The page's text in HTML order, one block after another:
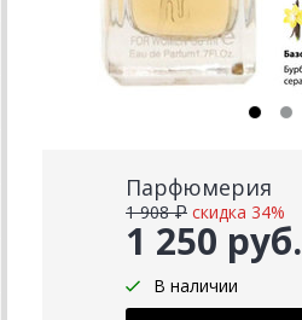
Парфюмерия
1 250 руб.
1 908 ₽ скидка 34%
В наличии